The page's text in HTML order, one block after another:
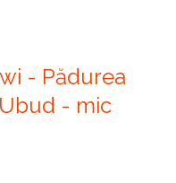
- Pădurea
- mic